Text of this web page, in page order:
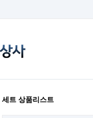
세트 상품리스트